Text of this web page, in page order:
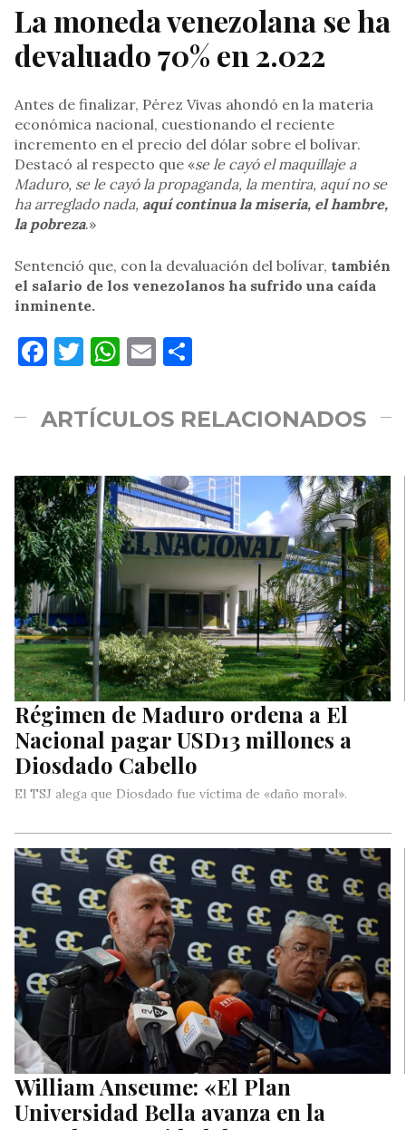
La moneda venezolana se ha
devaluado 70% en 2.022
Antes de finalizar, Pérez Vivas ahondó en la materia
económica nacional, cuestionando el reciente
incremento en el precio del dólar sobre el bolívar.
Destacó al respecto que «se le cayó el maquillaje a
Maduro, se le cayó la propaganda, la mentira, aquí no se
ha arreglado nada, aquí continua la miseria, el hambre,
la pobreza.»
Sentenció que, con la devaluación del bolívar, también
el salario de los venezolanos ha sufrido una caída
inminente.
Facebook
Twitter
WhatsApp
Email
ARTÍCULOS RELACIONADOS
Régimen de Maduro ordena a El
Nacional pagar USD13 millones a
Diosdado Cabello
El TSJ alega que Diosdado fue víctima de «daño moral».
William Anseume: «El Plan
Universidad Bella avanza en la